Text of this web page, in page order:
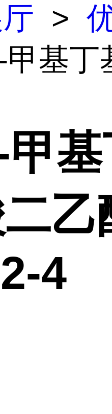
>
基丁
乙
4